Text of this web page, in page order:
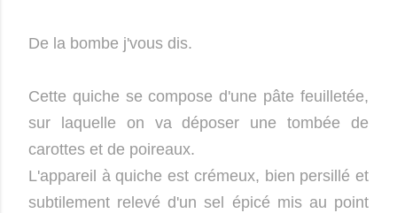
De la bombe j'vous dis.
Cette quiche se compose d'une pâte feuilletée,
sur laquelle on va déposer une tombée de
carottes et de poireaux.
L'appareil à quiche est crémeux, bien persillé et
subtilement relevé d'un sel épicé mis au point